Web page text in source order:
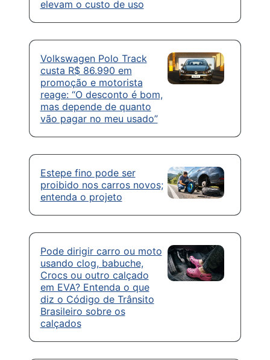
elevam o custo de uso
Volkswagen Polo Track
custa R$ 86.990 em
promoção e motorista
reage: “O desconto é bom,
mas depende de quanto
vão pagar no meu usado”
Estepe fino pode ser
proibido nos carros novos;
entenda o projeto
Pode dirigir carro ou moto
usando clog, babuche,
Crocs ou outro calçado
em EVA? Entenda o que
diz o Código de Trânsito
Brasileiro sobre os
calçados